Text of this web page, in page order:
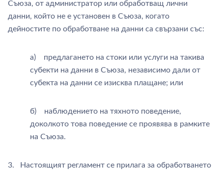
Съюза, от администратор или обработващ лични
данни, който не е установен в Съюза, когато
дейностите по обработване на данни са свързани със:
a) предлагането на стоки или услуги на такива
субекти на данни в Съюза, независимо дали от
субекта на данни се изисква плащане; или
б) наблюдението на тяхното поведение,
доколкото това поведение се проявява в рамките
на Съюза.
3. Настоящият регламент се прилага за обработването